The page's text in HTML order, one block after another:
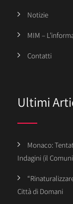
Notizie
MIM –
Contatti
Ultimi
Monaco:
Indagini (il
Città di Domani